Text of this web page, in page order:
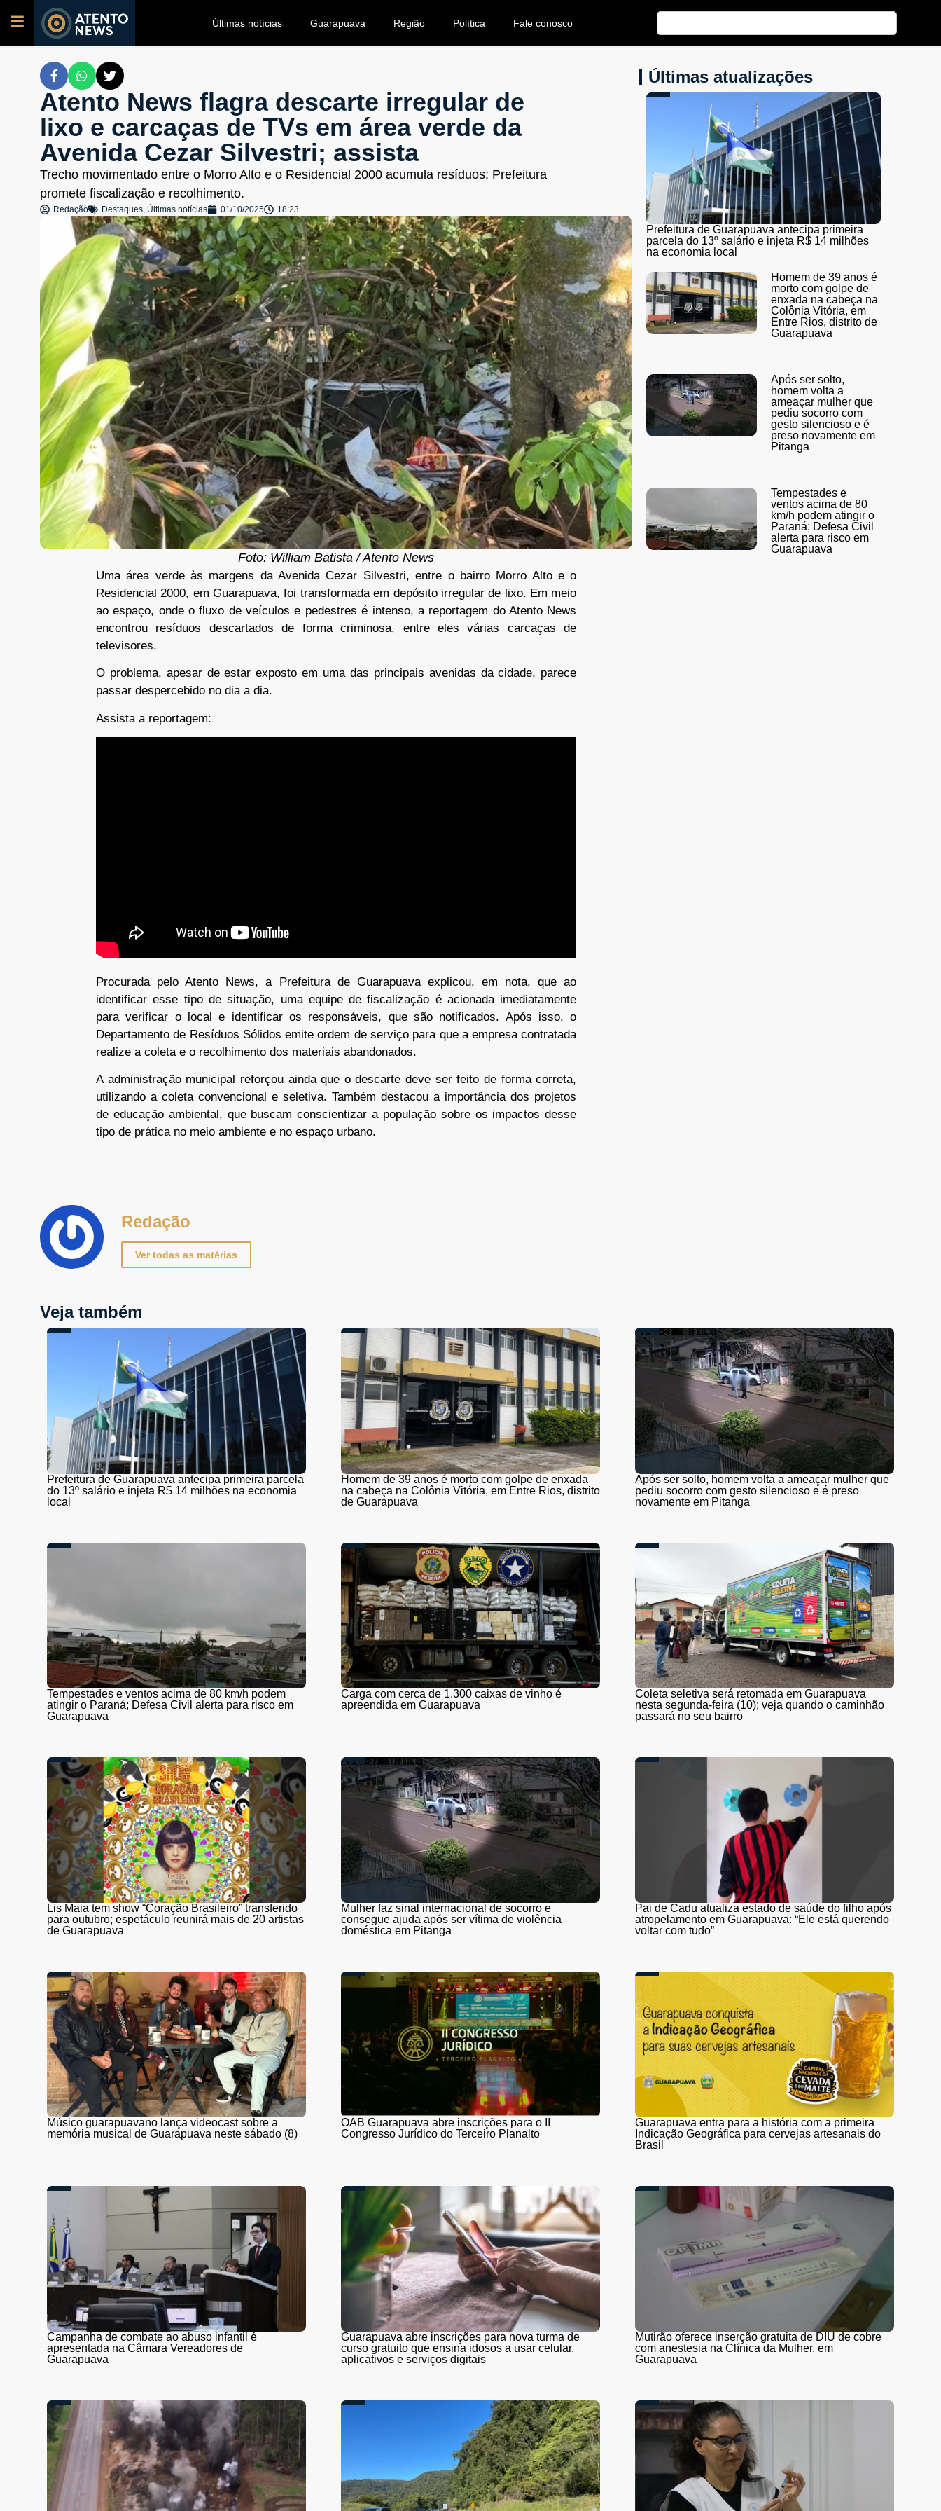
Últimas notícias Guarapuava Região Política Fale conosco
Atento News flagra descarte irregular de
lixo e carcaças de TVs em área verde da
Avenida Cezar Silvestri; assista
Trecho movimentado entre o Morro Alto e o Residencial 2000 acumula resíduos; Prefeitura
promete fiscalização e recolhimento.
Redação Destaques, Últimas notícias 01/10/2025 18:23
Foto: William Batista / Atento News
Uma área verde às margens da Avenida Cezar Silvestri, entre o bairro Morro Alto e o
Residencial 2000, em Guarapuava, foi transformada em depósito irregular de lixo. Em meio
ao espaço, onde o fluxo de veículos e pedestres é intenso, a reportagem do Atento News
encontrou resíduos descartados de forma criminosa, entre eles várias carcaças de
televisores.
O problema, apesar de estar exposto em uma das principais avenidas da cidade, parece
passar despercebido no dia a dia.
Assista a reportagem:
Procurada pelo Atento News, a Prefeitura de Guarapuava explicou, em nota, que ao
identificar esse tipo de situação, uma equipe de fiscalização é acionada imediatamente
para verificar o local e identificar os responsáveis, que são notificados. Após isso, o
Departamento de Resíduos Sólidos emite ordem de serviço para que a empresa contratada
realize a coleta e o recolhimento dos materiais abandonados.
A administração municipal reforçou ainda que o descarte deve ser feito de forma correta,
utilizando a coleta convencional e seletiva. Também destacou a importância dos projetos
de educação ambiental, que buscam conscientizar a população sobre os impactos desse
tipo de prática no meio ambiente e no espaço urbano.
Últimas atualizações
Prefeitura de Guarapuava antecipa primeira
parcela do 13º salário e injeta R$ 14 milhões
na economia local
Homem de 39 anos é
morto com golpe de
enxada na cabeça na
Colônia Vitória, em
Entre Rios, distrito de
Guarapuava
Após ser solto,
homem volta a
ameaçar mulher que
pediu socorro com
gesto silencioso e é
preso novamente em
Pitanga
Tempestades e
ventos acima de 80
km/h podem atingir o
Paraná; Defesa Civil
alerta para risco em
Guarapuava
Redação
Ver todas as matérias
Veja também
Prefeitura de Guarapuava antecipa primeira parcela
do 13º salário e injeta R$ 14 milhões na economia
local
Homem de 39 anos é morto com golpe de enxada
na cabeça na Colônia Vitória, em Entre Rios, distrito
de Guarapuava
Após ser solto, homem volta a ameaçar mulher que
pediu socorro com gesto silencioso e é preso
novamente em Pitanga
Tempestades e ventos acima de 80 km/h podem
atingir o Paraná; Defesa Civil alerta para risco em
Guarapuava
Carga com cerca de 1.300 caixas de vinho é
apreendida em Guarapuava
Coleta seletiva será retomada em Guarapuava
nesta segunda-feira (10); veja quando o caminhão
passará no seu bairro
Lis Maia tem show “Coração Brasileiro” transferido
para outubro; espetáculo reunirá mais de 20 artistas
de Guarapuava
Mulher faz sinal internacional de socorro e
consegue ajuda após ser vítima de violência
doméstica em Pitanga
Pai de Cadu atualiza estado de saúde do filho após
atropelamento em Guarapuava: “Ele está querendo
voltar com tudo”
Músico guarapuavano lança videocast sobre a
memória musical de Guarapuava neste sábado (8)
OAB Guarapuava abre inscrições para o II
Congresso Jurídico do Terceiro Planalto
Guarapuava entra para a história com a primeira
Indicação Geográfica para cervejas artesanais do
Brasil
Campanha de combate ao abuso infantil é
apresentada na Câmara Vereadores de
Guarapuava
Guarapuava abre inscrições para nova turma de
curso gratuito que ensina idosos a usar celular,
aplicativos e serviços digitais
Mutirão oferece inserção gratuita de DIU de cobre
com anestesia na Clínica da Mulher, em
Guarapuava